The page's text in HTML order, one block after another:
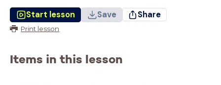
Start lesson Save Share
Print lesson
Items in this lesson